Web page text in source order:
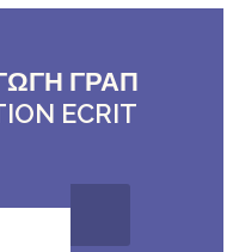
ΓΡΑΠ
ECRIT